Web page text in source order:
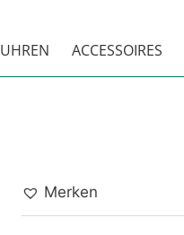
UHREN ACCESSOIRES
Merken